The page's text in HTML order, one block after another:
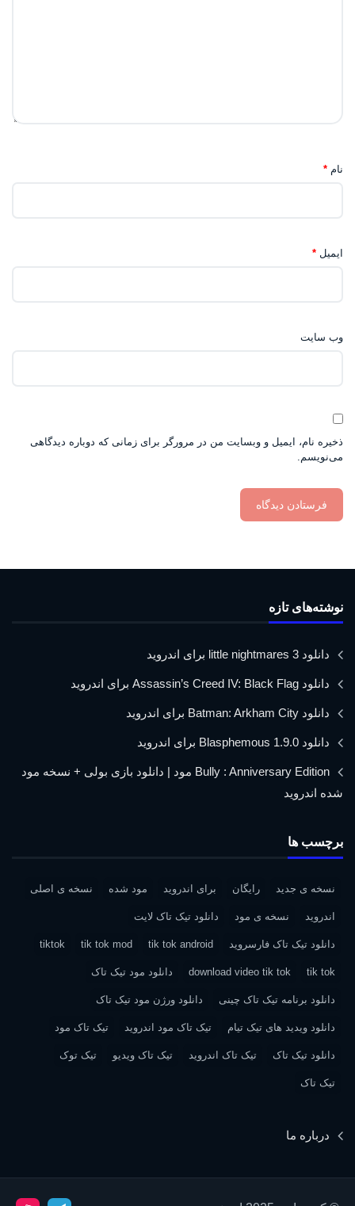
نام *
ایمیل *
وب‌ سایت
ذخیره نام، ایمیل و وبسایت من در مرورگر برای زمانی که دوباره دیدگاهی
می‌نویسم.
نوشته‌های تازه
دانلود little nightmares 3 برای اندروید
دانلود Assassin’s Creed IV: Black Flag برای اندروید
دانلود Batman: Arkham City برای اندروید
دانلود Blasphemous 1.9.0 برای اندروید
Bully : Anniversary Edition مود | دانلود بازی بولی + نسخه مود
شده اندروید
برچسب ها
نسخه ی جدید رایگان برای اندروید مود شده نسخه ی اصلی
اندروید نسخه ی مود دانلود تیک تاک لایت
دانلود تیک تاک فارسروید tik tok android
tik tok mod
tiktok
tik tok
download video tik tok دانلود مود تیک تاک
دانلود برنامه تیک تاک چینی دانلود ورژن مود تیک تاک
دانلود ویدید های تیک تیام تیک تاک مود اندروید تیک تاک مود
دانلود تیک تاک تیک تاک اندروید تیک تاک ویدیو تیک توک
تیک تاک
درباره ما